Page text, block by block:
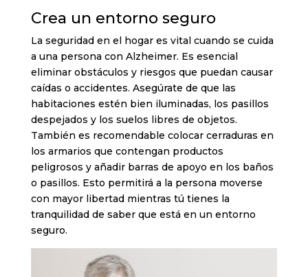
Crea un entorno seguro
La seguridad en el hogar es vital cuando se cuida
a una persona con Alzheimer. Es esencial
eliminar obstáculos y riesgos que puedan causar
caídas o accidentes. Asegúrate de que las
habitaciones estén bien iluminadas, los pasillos
despejados y los suelos libres de objetos.
También es recomendable colocar cerraduras en
los armarios que contengan productos
peligrosos y añadir barras de apoyo en los baños
o pasillos. Esto permitirá a la persona moverse
con mayor libertad mientras tú tienes la
tranquilidad de saber que está en un entorno
seguro.